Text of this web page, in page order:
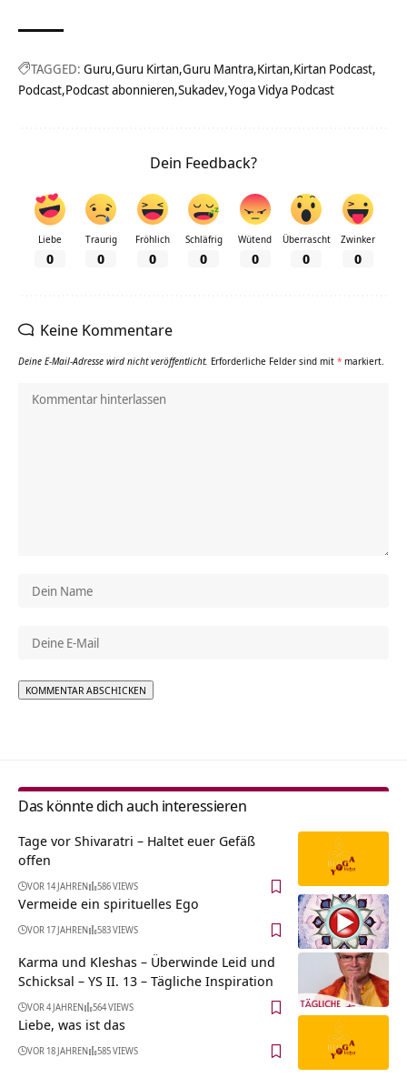
TAGGED: Guru Guru Kirtan Guru Mantra Kirtan Kirtan Podcast
Podcast Podcast abonnieren Sukadev Yoga Vidya Podcast
Dein Feedback?
Liebe
0
Traurig
0
Fröhlich
0
Schläfrig
0
Wütend
0
Überrascht
0
Zwinker
0
Keine Kommentare
Deine E-Mail-Adresse wird nicht veröffentlicht. Erforderliche Felder sind mit * markiert.
Das könnte dich auch interessieren
Tage vor Shivaratri – Haltet euer Gefäß
offen
VOR 14 JAHREN 586 VIEWS
Vermeide ein spirituelles Ego
VOR 17 JAHREN 583 VIEWS
Karma und Kleshas – Überwinde Leid und
Schicksal – YS II. 13 – Tägliche Inspiration
VOR 4 JAHREN 564 VIEWS
Liebe, was ist das
VOR 18 JAHREN 585 VIEWS